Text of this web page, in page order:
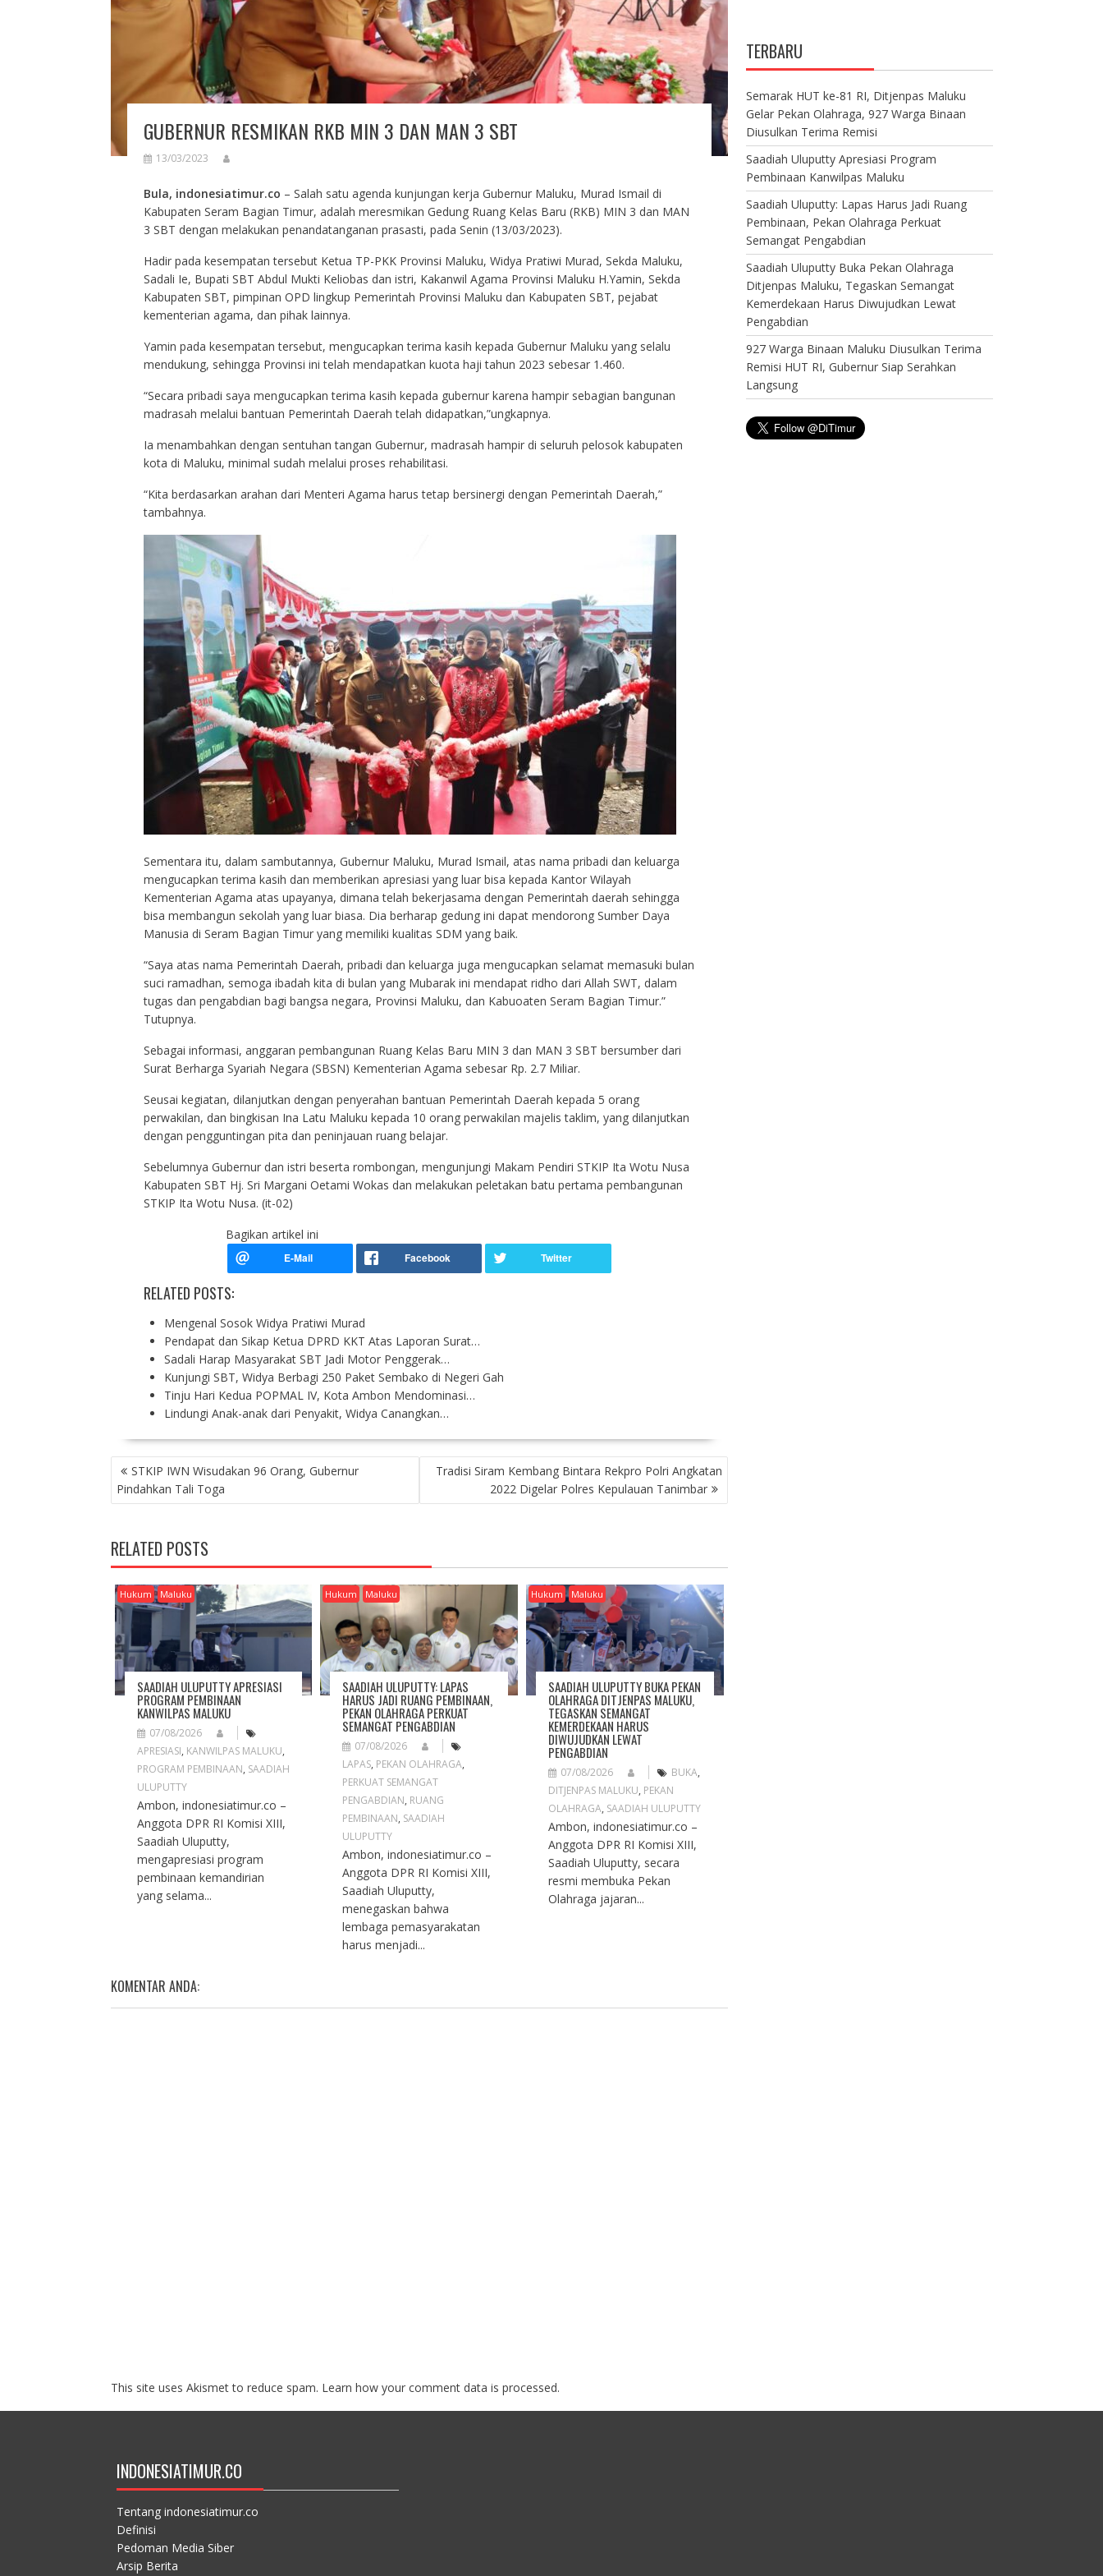
GUBERNUR RESMIKAN RKB MIN 3 DAN MAN 3 SBT
13/03/2023
Bula, indonesiatimur.co – Salah satu agenda kunjungan kerja Gubernur Maluku, Murad Ismail di
Kabupaten Seram Bagian Timur, adalah meresmikan Gedung Ruang Kelas Baru (RKB) MIN 3 dan MAN
3 SBT dengan melakukan penandatanganan prasasti, pada Senin (13/03/2023).
Hadir pada kesempatan tersebut Ketua TP-PKK Provinsi Maluku, Widya Pratiwi Murad, Sekda Maluku,
Sadali Ie, Bupati SBT Abdul Mukti Keliobas dan istri, Kakanwil Agama Provinsi Maluku H.Yamin, Sekda
Kabupaten SBT, pimpinan OPD lingkup Pemerintah Provinsi Maluku dan Kabupaten SBT, pejabat
kementerian agama, dan pihak lainnya.
Yamin pada kesempatan tersebut, mengucapkan terima kasih kepada Gubernur Maluku yang selalu
mendukung, sehingga Provinsi ini telah mendapatkan kuota haji tahun 2023 sebesar 1.460.
“Secara pribadi saya mengucapkan terima kasih kepada gubernur karena hampir sebagian bangunan
madrasah melalui bantuan Pemerintah Daerah telah didapatkan,”ungkapnya.
Ia menambahkan dengan sentuhan tangan Gubernur, madrasah hampir di seluruh pelosok kabupaten
kota di Maluku, minimal sudah melalui proses rehabilitasi.
“Kita berdasarkan arahan dari Menteri Agama harus tetap bersinergi dengan Pemerintah Daerah,”
tambahnya.
Sementara itu, dalam sambutannya, Gubernur Maluku, Murad Ismail, atas nama pribadi dan keluarga
mengucapkan terima kasih dan memberikan apresiasi yang luar bisa kepada Kantor Wilayah
Kementerian Agama atas upayanya, dimana telah bekerjasama dengan Pemerintah daerah sehingga
bisa membangun sekolah yang luar biasa. Dia berharap gedung ini dapat mendorong Sumber Daya
Manusia di Seram Bagian Timur yang memiliki kualitas SDM yang baik.
“Saya atas nama Pemerintah Daerah, pribadi dan keluarga juga mengucapkan selamat memasuki bulan
suci ramadhan, semoga ibadah kita di bulan yang Mubarak ini mendapat ridho dari Allah SWT, dalam
tugas dan pengabdian bagi bangsa negara, Provinsi Maluku, dan Kabuoaten Seram Bagian Timur.”
Tutupnya.
Sebagai informasi, anggaran pembangunan Ruang Kelas Baru MIN 3 dan MAN 3 SBT bersumber dari
Surat Berharga Syariah Negara (SBSN) Kementerian Agama sebesar Rp. 2.7 Miliar.
Seusai kegiatan, dilanjutkan dengan penyerahan bantuan Pemerintah Daerah kepada 5 orang
perwakilan, dan bingkisan Ina Latu Maluku kepada 10 orang perwakilan majelis taklim, yang dilanjutkan
dengan pengguntingan pita dan peninjauan ruang belajar.
Sebelumnya Gubernur dan istri beserta rombongan, mengunjungi Makam Pendiri STKIP Ita Wotu Nusa
Kabupaten SBT Hj. Sri Margani Oetami Wokas dan melakukan peletakan batu pertama pembangunan
STKIP Ita Wotu Nusa. (it-02)
Bagikan artikel ini
RELATED POSTS:
Mengenal Sosok Widya Pratiwi Murad
Pendapat dan Sikap Ketua DPRD KKT Atas Laporan Surat…
Sadali Harap Masyarakat SBT Jadi Motor Penggerak…
Kunjungi SBT, Widya Berbagi 250 Paket Sembako di Negeri Gah
Tinju Hari Kedua POPMAL IV, Kota Ambon Mendominasi…
Lindungi Anak-anak dari Penyakit, Widya Canangkan…
P
O
S
N
A
V
G
A
T
O
N
STKIP IWN Wisudakan 96 Orang, Gubernur
Pindahkan Tali Toga
Tradisi Siram Kembang Bintara Rekpro Polri Angkatan
2022 Digelar Polres Kepulauan Tanimbar
RELATED POSTS
Hukum Maluku
SAADIAH ULUPUTTY APRESIASI
PROGRAM PEMBINAAN
KANWILPAS MALUKU
07/08/2026
APRESIASI, KANWILPAS MALUKU,
PROGRAM PEMBINAAN, SAADIAH
ULUPUTTY
Ambon, indonesiatimur.co –
Anggota DPR RI Komisi XIII,
Saadiah Uluputty,
mengapresiasi program
pembinaan kemandirian
yang selama...
Hukum Maluku
SAADIAH ULUPUTTY: LAPAS
HARUS JADI RUANG PEMBINAAN,
PEKAN OLAHRAGA PERKUAT
SEMANGAT PENGABDIAN
07/08/2026
LAPAS, PEKAN OLAHRAGA,
PERKUAT SEMANGAT
PENGABDIAN, RUANG
PEMBINAAN, SAADIAH
ULUPUTTY
Ambon, indonesiatimur.co –
Anggota DPR RI Komisi XIII,
Saadiah Uluputty,
menegaskan bahwa
lembaga pemasyarakatan
harus menjadi...
Hukum Maluku
SAADIAH ULUPUTTY BUKA PEKAN
OLAHRAGA DITJENPAS MALUKU,
TEGASKAN SEMANGAT
KEMERDEKAAN HARUS
DIWUJUDKAN LEWAT
PENGABDIAN
07/08/2026 BUKA,
DITJENPAS MALUKU, PEKAN
OLAHRAGA, SAADIAH ULUPUTTY
Ambon, indonesiatimur.co –
Anggota DPR RI Komisi XIII,
Saadiah Uluputty, secara
resmi membuka Pekan
Olahraga jajaran...
KOMENTAR ANDA:
This site uses Akismet to reduce spam. Learn how your comment data is processed.
TERBARU
Semarak HUT ke-81 RI, Ditjenpas Maluku
Gelar Pekan Olahraga, 927 Warga Binaan
Diusulkan Terima Remisi
Saadiah Uluputty Apresiasi Program
Pembinaan Kanwilpas Maluku
Saadiah Uluputty: Lapas Harus Jadi Ruang
Pembinaan, Pekan Olahraga Perkuat
Semangat Pengabdian
Saadiah Uluputty Buka Pekan Olahraga
Ditjenpas Maluku, Tegaskan Semangat
Kemerdekaan Harus Diwujudkan Lewat
Pengabdian
927 Warga Binaan Maluku Diusulkan Terima
Remisi HUT RI, Gubernur Siap Serahkan
Langsung
INDONESIATIMUR.CO
Tentang indonesiatimur.co
Definisi
Pedoman Media Siber
Arsip Berita